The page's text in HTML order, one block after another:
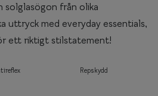
solglasögon från olika
uttryck med everyday essentials,
ett riktigt stilstatement!
Repskydd